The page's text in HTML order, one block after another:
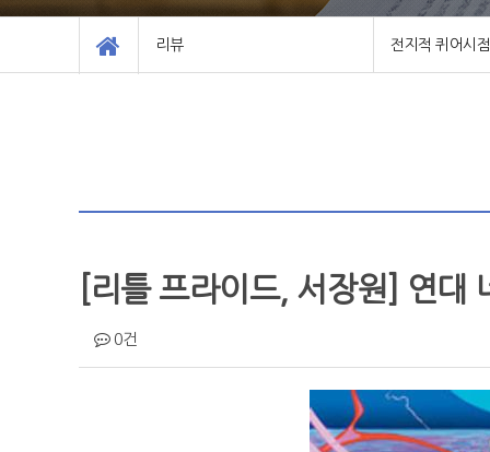
리뷰 전지적 퀴어시점
[리틀 프라이드, 서장원] 연대
0건